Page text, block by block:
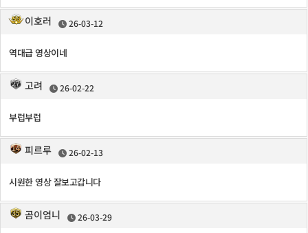
이호러 26-03-12
역대급 영상이네
고려 26-02-22
부럽부럽
피르루 26-02-13
시원한 영상 잘보고갑니다
곰이엄니 26-03-29